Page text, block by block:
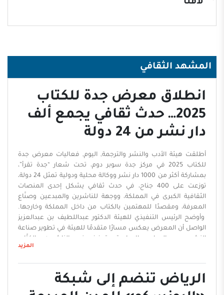
لافتًا
المشهد الثقافي
انطلاق معرض جدة للكتاب
2025… حدث ثقافي يجمع ألف
دار نشر من 24 دولة
أَطلقت هيئة الأدب والنشر والترجمة, اليوم, فعاليات معرض جدة
للكتاب 2025 في مركز جدة سوبر دوم، تحت شعار “جدة تقرأ”،
بمشاركة أكثر من 1000 دار نشر ووكالة محلية ودولية تمثل 24 دولة،
توزعت على 400 جناح، في حدث ثقافي يشكل إحدى المنصات
الثقافية الكبرى في المملكة، ووجهة للناشرين والمبدعين وصنّاع
المعرفة، ومقصدًا للمهتمين بالكتاب من داخل المملكة وخارجها.
وأوضح الرئيس التنفيذي للهيئة الدكتور عبداللطيف بن عبدالعزيز
الواصل أن المعرض يعكس مسارًا متقدمًا للهيئة في تطوير صناعة
السعوديين، مبينًا أن هذه النسخة تتضمن مبادرات جديدة، توسّع
المزيد
الرياض تنضم إلى شبكة